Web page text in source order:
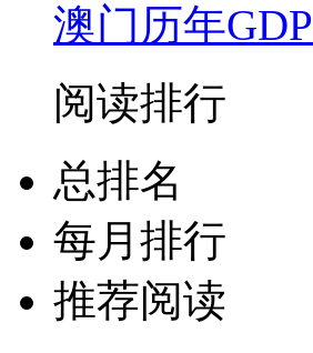
澳门历年
阅读排行
总排名
每月排行
推荐阅读